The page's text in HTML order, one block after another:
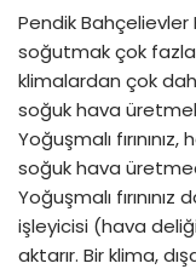
Pendik Bahçelievler
soğutmak çok
klimalardan çok
soğuk hava
Yoğuşmalı
soğuk hava
Yoğuşmalı
işleyicisi (hava
aktarır. Bir klima,